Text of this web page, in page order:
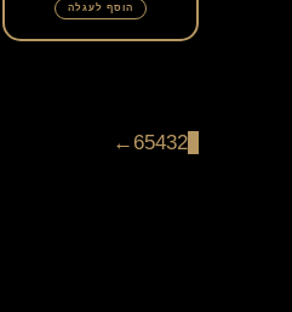
הוסף לעגלה
1
2
3
4
5
6
←